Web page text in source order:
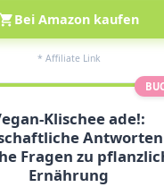
Bei Amazon kaufen
* Affiliate Link
Klischee ade!:
Fragen zu
Ernährung